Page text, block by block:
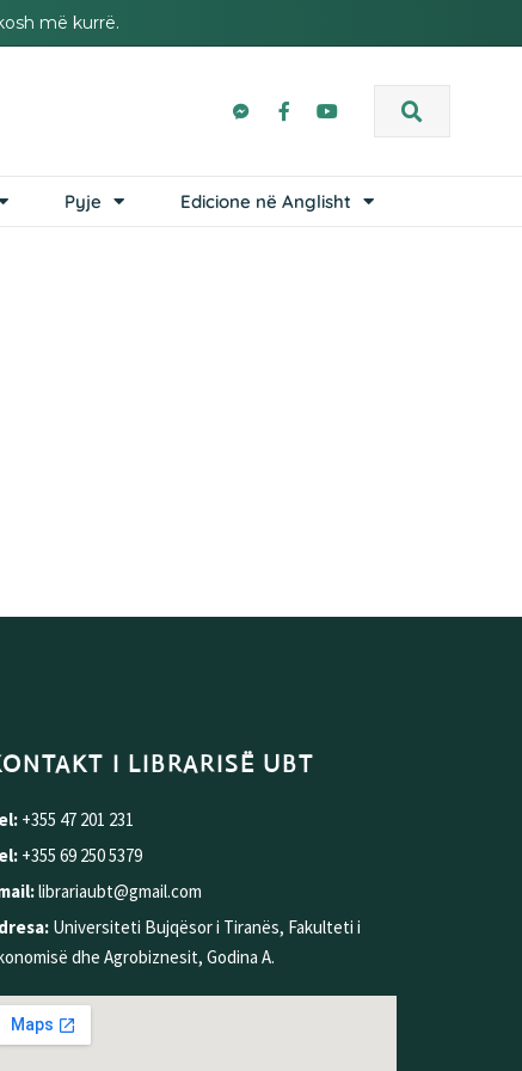
më kurrë.
Pyje Edicione në Anglisht
I LIBRARISË UBT
+355 47 201 231
+355 69 250 5379
librariaubt@gmail.com
Universiteti Bujqësor i Tiranës, Fakulteti i
dhe Agrobiznesit, Godina A.